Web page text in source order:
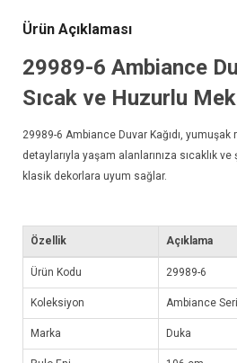
Ürün Açıklaması
29989-6 Ambiance
Sıcak ve Huzurlu
29989-6 Ambiance Duvar Kağıdı ,
detaylarıyla yaşam alanlarınıza sıcaklık ve
klasik dekorlara uyum sağlar.
Özellik Açıklama
Ürün Kodu 29989-6
Koleksiyon Ambiance
Marka Duka